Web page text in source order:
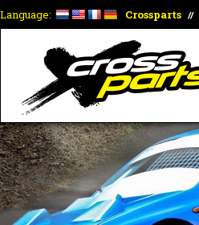
Language: Crossparts //